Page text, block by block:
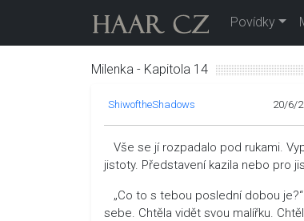
Povídky
Milenka - Kapitola 14
ShiwoftheShadows 20/6/
Vše se jí rozpadalo pod rukami.
jistoty. Představení kazila nebo pro
„Co to s tebou poslední dobou
sebe. Chtěla vidět svou malířku.